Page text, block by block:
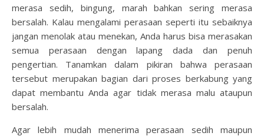
merasa sedih, bingung, marah bahkan sering merasa
bersalah. Kalau mengalami perasaan seperti itu sebaiknya
jangan menolak atau menekan, Anda harus bisa merasakan
semua perasaan dengan lapang dada dan penuh
pengertian. Tanamkan dalam pikiran bahwa perasaan
tersebut merupakan bagian dari proses berkabung yang
dapat membantu Anda agar tidak merasa malu ataupun
bersalah.
Agar lebih mudah menerima perasaan sedih maupun